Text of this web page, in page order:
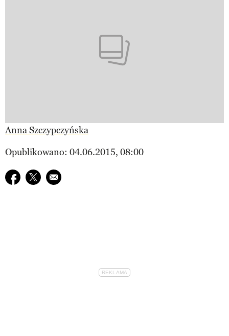
Anna Szczypczyńska
Opublikowano: 04.06.2015, 08:00
Udostępnij na facebook
Udostępnij na twitter
E-mail do przyjaciela